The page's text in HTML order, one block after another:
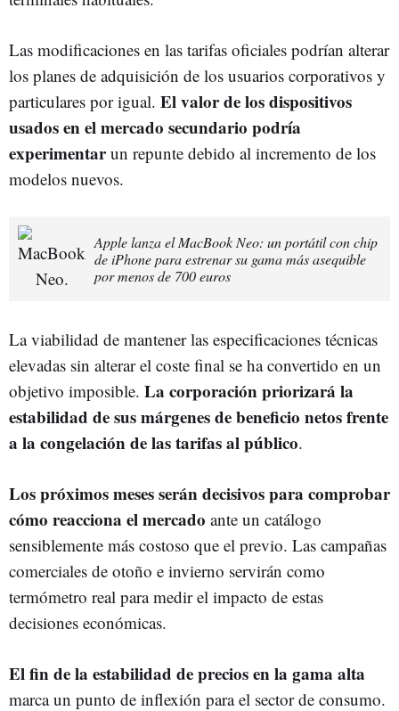
Las modificaciones en las tarifas oficiales podrían alterar
los planes de adquisición de los usuarios corporativos y
particulares por igual. El valor de los dispositivos
usados en el mercado secundario podría
experimentarun repunte debido al incremento de los
modelos nuevos.
Apple lanza el MacBook Neo: un portátil con chip
de iPhone para estrenar su gama más asequible
por menos de 700 euros
La viabilidad de mantener las especificaciones técnicas
elevadas sin alterar el coste final se ha convertido en un
objetivo imposible. La corporación priorizará la
estabilidad de sus márgenes de beneficio netos frente
a la congelación de las tarifas al público.
Los próximos meses serán decisivos para comprobar
cómo reacciona el mercado ante un catálogo
sensiblemente más costoso que el previo. Las campañas
comerciales de otoño e invierno servirán como
termómetro real para medir el impacto de estas
decisiones económicas.
El fin de la estabilidad de precios en la gama alta
marca un punto de inflexión para el sector de consumo.